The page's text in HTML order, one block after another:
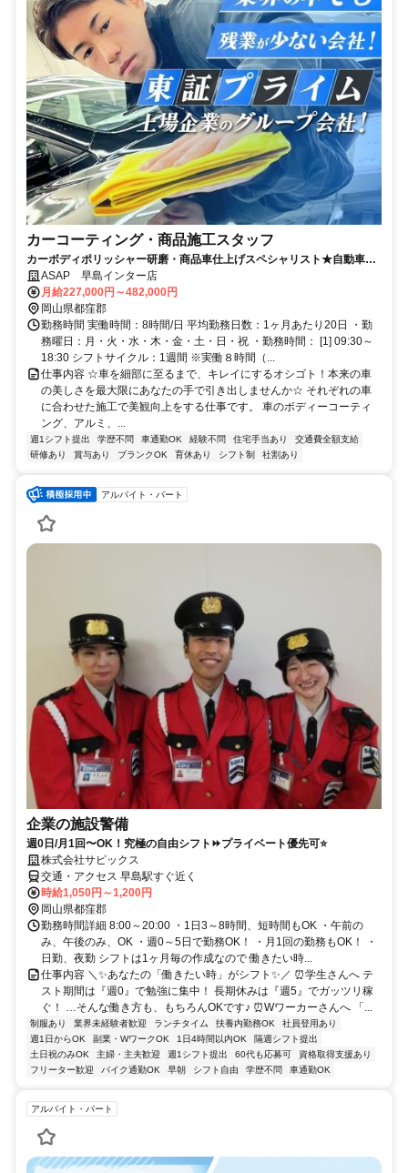
カーコーティング・商品施工スタッフ
カーボディポリッシャー研磨・商品車仕上げスペシャリスト★自動車を
細部まで綺麗にする仕事★【賞与あり】
ASAP 早島インター店
月給227,000円～482,000円
岡山県都窪郡
勤務時間 実働時間：8時間/日 平均勤務日数：1ヶ月あたり20日 ・勤
務曜日：月・火・水・木・金・土・日・祝 ・勤務時間： [1] 09:30～
18:30 シフトサイクル：1週間 ※実働８時間（...
仕事内容 ☆車を細部に至るまで、キレイにするオシゴト！本来の車
の美しさを最大限にあなたの手で引き出しませんか☆ それぞれの車
に合わせた施工で美観向上をする仕事です。 車のボディーコーティ
ング、アルミ、...
週1シフト提出 学歴不問 車通勤OK 経験不問 住宅手当あり
交通費全額支給
研修あり
賞与あり ブランクOK 育休あり シフト制 社割あり
アルバイト・パート
企業の施設警備
週0日/月1回〜OK！究極の自由シフト⏩プライベート優先可⭐
株式会社サピックス
交通・アクセス 早島駅すぐ近く
時給1,050円～1,200円
岡山県都窪郡
勤務時間詳細 8:00～20:00 ・1日3～8時間、短時間もOK ・午前の
み、午後のみ、OK ・週0～5日で勤務OK！ ・月1回の勤務もOK！ ・
日勤、夜勤 シフトは1ヶ月毎の作成なので 働きたい時...
仕事内容 ＼✨あなたの「働きたい時」がシフト✨／ ⏰学生さんへ テ
スト期間は『週0』で勉強に集中！ 長期休みは『週5』でガッツリ稼
ぐ！ …そんな働き方も、もちろんOKです♪ ⏰Wワーカーさんへ 「...
制服あり 業界未経験者歓迎 ランチタイム 扶養内勤務OK
社員登用あり
週1日からOK
副業・WワークOK 1日4時間以内OK
隔週シフト提出
土日祝のみOK
主婦・主夫歓迎 週1シフト提出 60代も応募可
資格取得支援あり
フリーター歓迎
バイク通勤OK 早朝 シフト自由 学歴不問 車通勤OK
アルバイト・パート